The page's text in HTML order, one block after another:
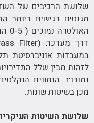
שלושת הרכיבים של
מגנטים רגישים ביותר
במעבדות אוניברסיטת
לזהות מבין שלל
נמוכות. הנתונים
מכן בשיטות שונות.
שלושת השיטות